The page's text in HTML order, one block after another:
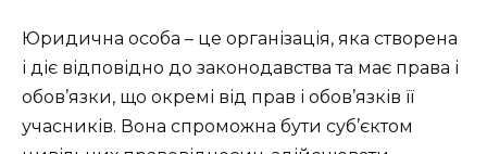
Юридична особа – це організація, яка створена
і діє відповідно до законодавства та має права і
обов’язки, що окремі від прав і обов’язків її
учасників. Вона спроможна бути суб’єктом